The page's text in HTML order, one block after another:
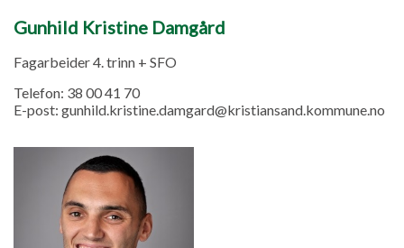
Gunhild Kristine Damgård
Fagarbeider 4. trinn + SFO
Telefon: 38 00 41 70
E-post: gunhild.kristine.damgard@kristiansand.kommune.no